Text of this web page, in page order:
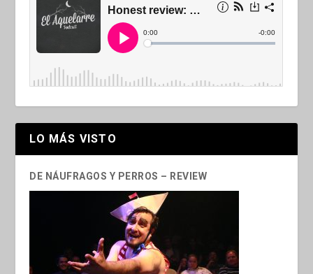
LO MÁS VISTO
DE NÁUFRAGOS Y PERROS – REVIEW